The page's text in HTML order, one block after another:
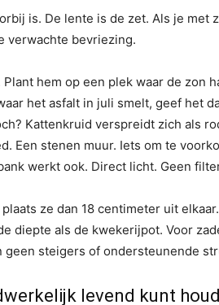
is. De lente is de zet. Als je met
verwachte bevriezing.
hem op een plek waar de zon
het asfalt in juli smelt, geef het
Kattenkruid verspreidt zich als
Een stenen muur. Iets om te
werkt ook. Direct licht. Geen
ze dan 18 centimeter uit
diepte als de kwekerijpot. Voor
geen steigers of ondersteunende
levend kunt